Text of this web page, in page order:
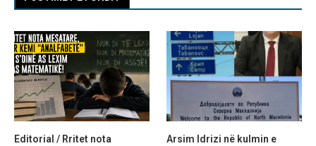
Editorial / Rritet nota
Arsim Idrizi në kulmin e